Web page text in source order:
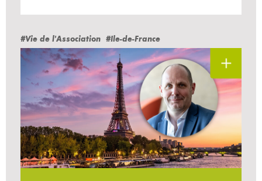
#Vie de l'Association #Ile-de-France